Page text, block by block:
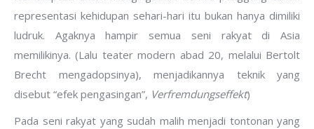
representasi kehidupan sehari-hari itu bukan hanya dimiliki
ludruk. Agaknya hampir semua seni rakyat di Asia
memilikinya. (Lalu teater modern abad 20, melalui Bertolt
Brecht mengadopsinya), menjadikannya teknik yang
disebut “efek pengasingan”, Verfremdungseffekt)
Pada seni rakyat yang sudah malih menjadi tontonan yang